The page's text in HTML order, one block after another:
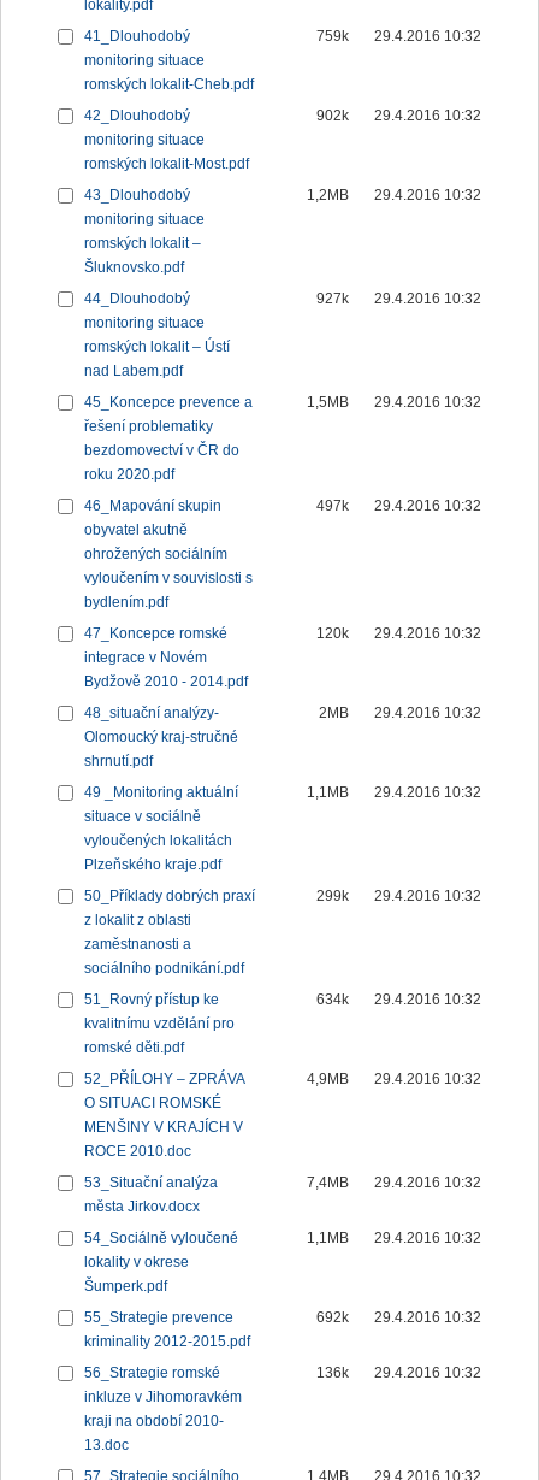
lokality.pdf
41_Dlouhodobý
monitoring situace
romských lokalit-Cheb.pdf
759k 29.4.2016 10:32
42_Dlouhodobý
monitoring situace
romských lokalit-Most.pdf
902k 29.4.2016 10:32
43_Dlouhodobý
monitoring situace
romských lokalit –
Šluknovsko.pdf
1,2MB 29.4.2016 10:32
44_Dlouhodobý
monitoring situace
romských lokalit – Ústí
nad Labem.pdf
927k 29.4.2016 10:32
45_Koncepce prevence a
řešení problematiky
bezdomovectví v ČR do
roku 2020.pdf
1,5MB 29.4.2016 10:32
46_Mapování skupin
obyvatel akutně
ohrožených sociálním
vyloučením v souvislosti s
bydlením.pdf
497k 29.4.2016 10:32
47_Koncepce romské
integrace v Novém
Bydžově 2010 - 2014.pdf
120k 29.4.2016 10:32
48_situační analýzy-
Olomoucký kraj-stručné
shrnutí.pdf
2MB 29.4.2016 10:32
49 _Monitoring aktuální
situace v sociálně
vyloučených lokalitách
Plzeňského kraje.pdf
1,1MB 29.4.2016 10:32
50_Příklady dobrých praxí
z lokalit z oblasti
zaměstnanosti a
sociálního podnikání.pdf
299k 29.4.2016 10:32
51_Rovný přístup ke
kvalitnímu vzdělání pro
romské děti.pdf
634k 29.4.2016 10:32
52_PŘÍLOHY – ZPRÁVA
O SITUACI ROMSKÉ
MENŠINY V KRAJÍCH V
ROCE 2010.doc
4,9MB 29.4.2016 10:32
53_Situační analýza
města Jirkov.docx
7,4MB 29.4.2016 10:32
54_Sociálně vyloučené
lokality v okrese
Šumperk.pdf
1,1MB 29.4.2016 10:32
55_Strategie prevence
kriminality 2012-2015.pdf
692k 29.4.2016 10:32
56_Strategie romské
inkluze v Jihomoravkém
kraji na období 2010-
13.doc
136k 29.4.2016 10:32